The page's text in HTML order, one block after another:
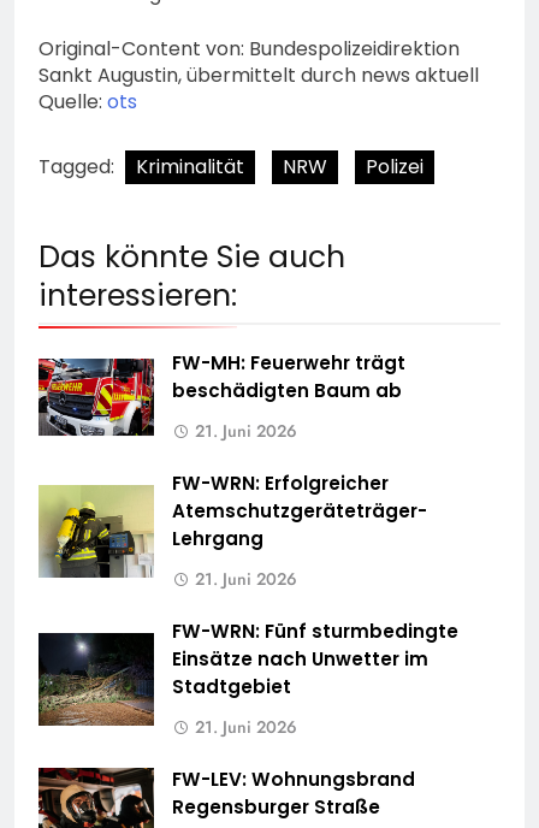
Original-Content von: Bundespolizeidirektion
Sankt Augustin, übermittelt durch news aktuell
Quelle: ots
Tagged: Kriminalität NRW Polizei
Das könnte Sie auch
interessieren:
FW-MH: Feuerwehr trägt
beschädigten Baum ab
21. Juni 2026
FW-WRN: Erfolgreicher
Atemschutzgeräteträger-
Lehrgang
21. Juni 2026
FW-WRN: Fünf sturmbedingte
Einsätze nach Unwetter im
Stadtgebiet
21. Juni 2026
FW-LEV: Wohnungsbrand
Regensburger Straße